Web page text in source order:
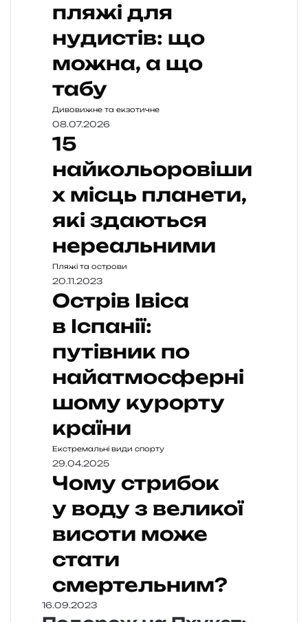
пляжі для
нудистів: що
можна, а що
табу
Дивовижне та екзотичне
08.07.2026
15
найкольоровіши
х місць планети,
які здаються
нереальними
Пляжі та острови
20.11.2023
Острів Івіса
в Іспанії:
путівник по
найатмосферні
шому курорту
країни
Екстремальні види спорту
29.04.2025
Чому стрибок
у воду з великої
висоти може
стати
смертельним?
16.09.2023